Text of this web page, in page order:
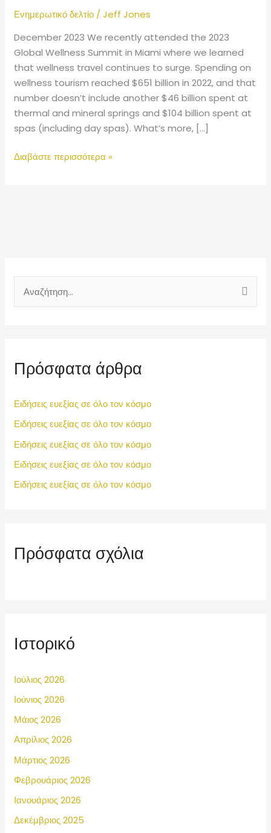
Ενημερωτικό δελτίο /Jeff Jones
December 2023 We recently attended the 2023
Global Wellness Summit in Miami where we learned
that wellness travel continues to surge. Spending on
wellness tourism reached $651 billion in 2022, and that
number doesn’t include another $46 billion spent at
thermal and mineral springs and $104 billion spent at
spas (including day spas). What’s more, […]
Διαβάστε περισσότερα »
ν
ή
η
σ
η
Πρόσφατα άρθρα
Ειδήσεις ευεξίας σε όλο τον κόσμο
Ειδήσεις ευεξίας σε όλο τον κόσμο
Ειδήσεις ευεξίας σε όλο τον κόσμο
Ειδήσεις ευεξίας σε όλο τον κόσμο
Ειδήσεις ευεξίας σε όλο τον κόσμο
Πρόσφατα σχόλια
Ιστορικό
Ιούλιος 2026
Ιούνιος 2026
Μάιος 2026
Απρίλιος 2026
Μάρτιος 2026
Φεβρουάριος 2026
Ιανουάριος 2026
Δεκέμβριος 2025